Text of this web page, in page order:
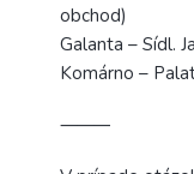
obchod)
Galanta – Sídl.
Komárno –
⸻